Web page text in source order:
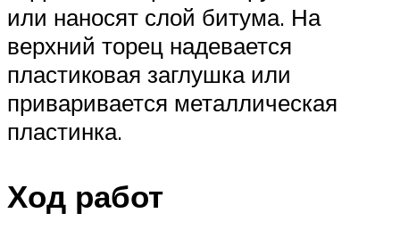
или наносят слой битума. На
верхний торец надевается
пластиковая заглушка или
приваривается металлическая
пластинка.
Ход работ